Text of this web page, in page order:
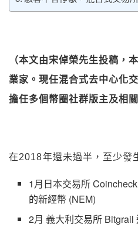
（本文由宋倬榮先生投稿，
業家。現任混合式去中心化
擔任多個幣圈社群版主及相
在2018年還未過半，至少發
1月日本交易所
的新經幣 (NEM)
2月 義大利交易所